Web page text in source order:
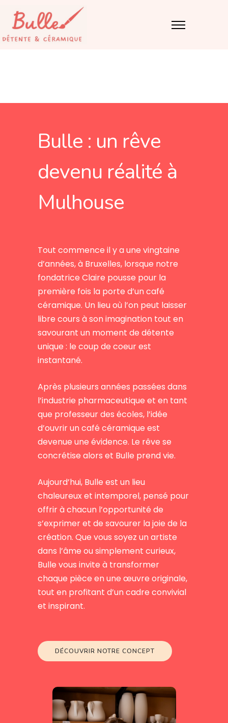
Bulle : un rêve
devenu réalité à
Mulhouse
Tout commence il y a une vingtaine
d’années, à Bruxelles, lorsque notre
fondatrice Claire pousse pour la
première fois la porte d’un café
céramique. Un lieu où l’on peut laisser
libre cours à son imagination tout en
savourant un moment de détente
unique : le coup de coeur est
instantané.
Après plusieurs années passées dans
l’industrie pharmaceutique et en tant
que professeur des écoles, l’idée
d’ouvrir un café céramique est
devenue une évidence. Le rêve se
concrétise alors et Bulle prend vie.
Aujourd’hui, Bulle est un lieu
chaleureux et intemporel, pensé pour
offrir à chacun l’opportunité de
s’exprimer et de savourer la joie de la
création. Que vous soyez un artiste
dans l’âme ou simplement curieux,
Bulle vous invite à transformer
chaque pièce en une œuvre originale,
tout en profitant d’un cadre convivial
et inspirant.
DÉCOUVRIR NOTRE CONCEPT